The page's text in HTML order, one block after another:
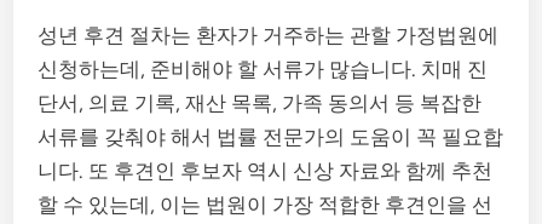
성년 후견 절차는 환자가 거주하는 관할 가정법원에
신청하는데, 준비해야 할 서류가 많습니다. 치매 진
단서, 의료 기록, 재산 목록, 가족 동의서 등 복잡한
서류를 갖춰야 해서 법률 전문가의 도움이 꼭 필요합
니다. 또 후견인 후보자 역시 신상 자료와 함께 추천
할 수 있는데, 이는 법원이 가장 적합한 후견인을 선